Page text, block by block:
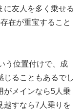
に友人を多く乗せる
在が重宝すること
う位置付けで、成
じることもあるでし
がメインなら5人乗
越すなら7人乗りを